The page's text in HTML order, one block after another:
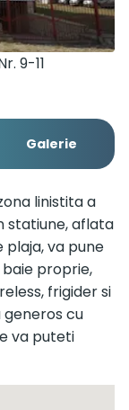
9-11
Galerie
linistita a
statiune, aflata
plaja, va pune
proprie,
frigider si
cu
va puteti